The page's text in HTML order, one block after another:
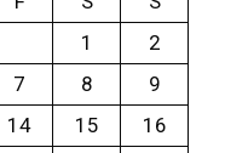
1
2
7 8
9
14 15
16